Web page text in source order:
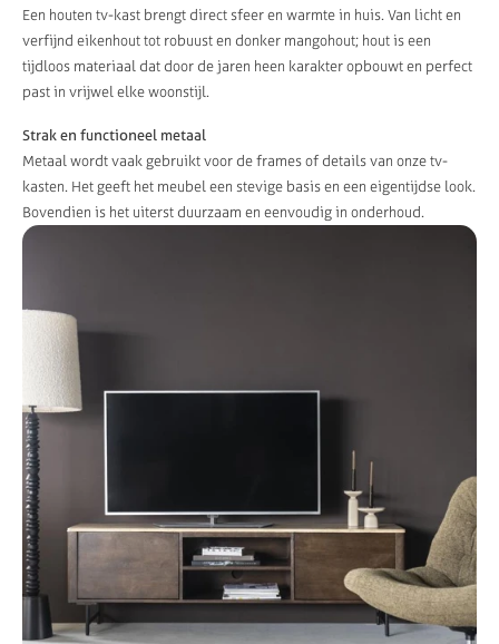
Een houten tv-kast brengt direct sfeer en warmte in huis. Van licht en
verfijnd eikenhout tot robuust en donker mangohout; hout is een
tijdloos materiaal dat door de jaren heen karakter opbouwt en perfect
past in vrijwel elke woonstijl.
Strak en functioneel metaal
Metaal wordt vaak gebruikt voor de frames of details van onze tv-
kasten. Het geeft het meubel een stevige basis en een eigentijdse look.
Bovendien is het uiterst duurzaam en eenvoudig in onderhoud.